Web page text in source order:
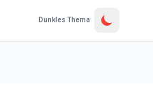
Dunkles Thema